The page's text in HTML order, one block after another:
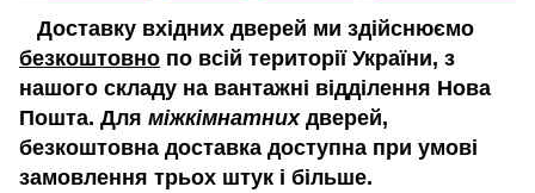
Доставку вхідних дверей ми здійснюємо
безкоштовно по всій території України, з
нашого складу на вантажні відділення Нова
Пошта. Для міжкімнатнихдверей,
безкоштовна доставка доступна при умові
замовлення трьох штук і більше.